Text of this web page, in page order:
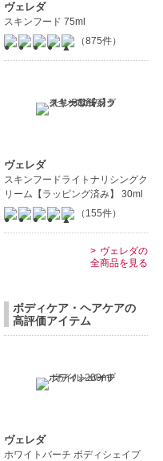
ヴェレダ
スキンフード 75ml
（875件）
ヴェレダ
スキンフードライトナリシングク
リーム【ラッピング済み】 30ml
（155件）
ヴェレダの
全商品を見る
ボディケア・ヘアケアの
高評価アイテム
ヴェレダ
ホワイトバーチ ボディシェイプ